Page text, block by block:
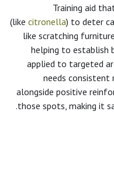
Training aid
(like citronella) to deter
like scratching
helping to establish
applied to targeted
needs consistent
alongside positive
those spots, making it